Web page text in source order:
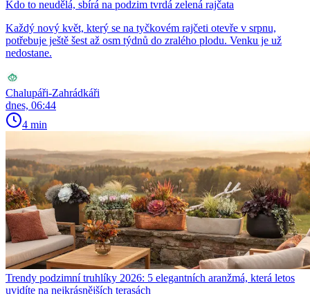
Kdo to neudělá, sbírá na podzim tvrdá zelená rajčata
Každý nový květ, který se na tyčkovém rajčeti otevře v srpnu,
potřebuje ještě šest až osm týdnů do zralého plodu. Venku je už
nedostane.
Chalupáři-Zahrádkáři
dnes, 06:44
4 min
Trendy podzimní truhlíky 2026: 5 elegantních aranžmá, která letos
uvidíte na nejkrásnějších terasách